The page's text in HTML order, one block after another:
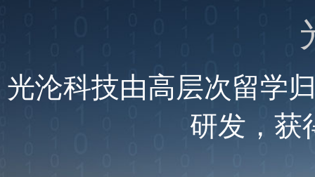
光沦科技由高层次留学
研发，获